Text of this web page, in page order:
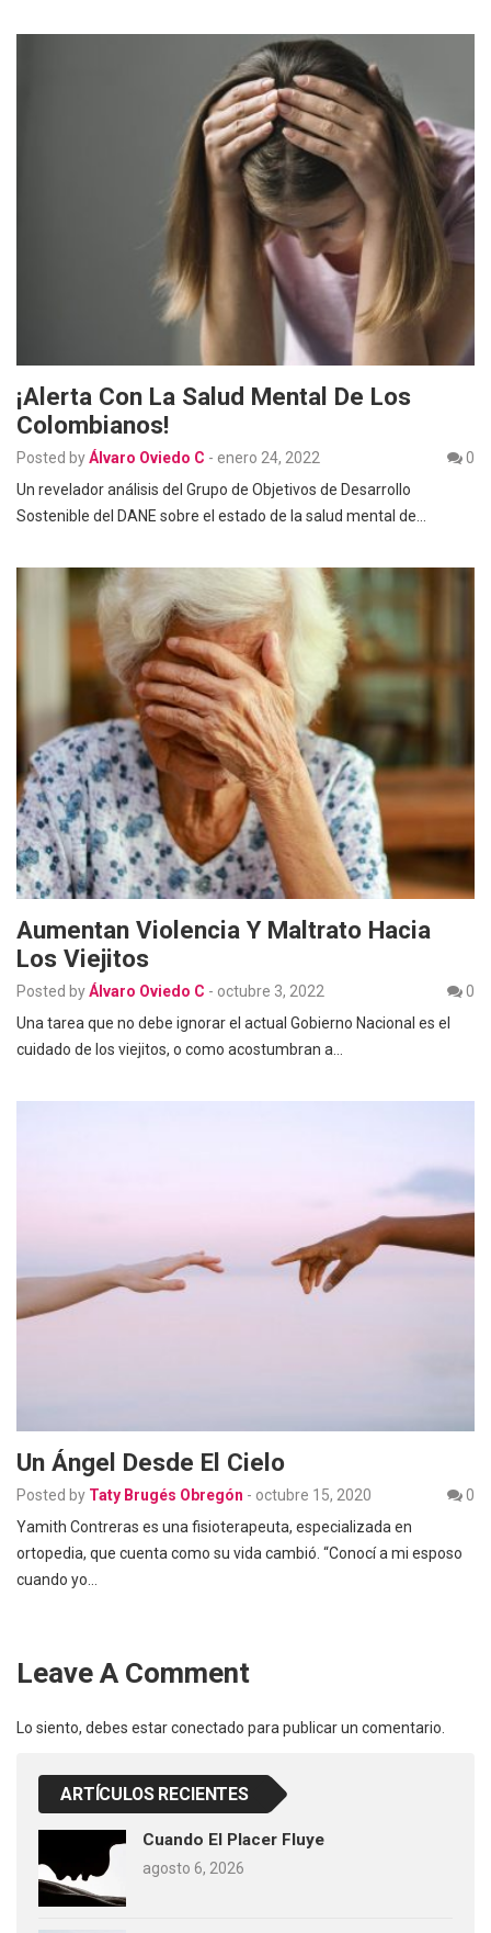
¡Alerta Con La Salud Mental De Los
Colombianos!
Posted byÁlvaro Oviedo C - enero 24, 2022
0
Un revelador análisis del Grupo de Objetivos de Desarrollo
Sostenible del DANE sobre el estado de la salud mental de…
Aumentan Violencia Y Maltrato Hacia
Los Viejitos
Posted byÁlvaro Oviedo C - octubre 3, 2022
0
Una tarea que no debe ignorar el actual Gobierno Nacional es el
cuidado de los viejitos, o como acostumbran a…
Un Ángel Desde El Cielo
Posted by Taty Brugés Obregón - octubre 15, 2020
0
Yamith Contreras es una fisioterapeuta, especializada en
ortopedia, que cuenta como su vida cambió. “Conocí a mi esposo
cuando yo…
Leave A Comment
Lo siento, debes estarconectado para publicar un comentario.
ARTÍCULOS RECIENTES
Cuando El Placer Fluye
agosto 6, 2026